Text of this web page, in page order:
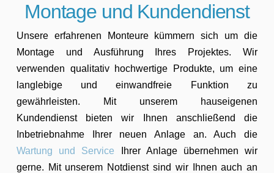
Montage und Kundendienst
Unsere erfahrenen Monteure kümmern sich um die
Montage und Ausführung Ihres Projektes. Wir
verwenden qualitativ hochwertige Produkte, um eine
langlebige und einwandfreie Funktion zu
gewährleisten. Mit unserem hauseigenen
Kundendienst bieten wir Ihnen anschließend die
Inbetriebnahme Ihrer neuen Anlage an. Auch die
Wartung und Service Ihrer Anlage übernehmen wir
gerne. Mit unserem Notdienst sind wir Ihnen auch an